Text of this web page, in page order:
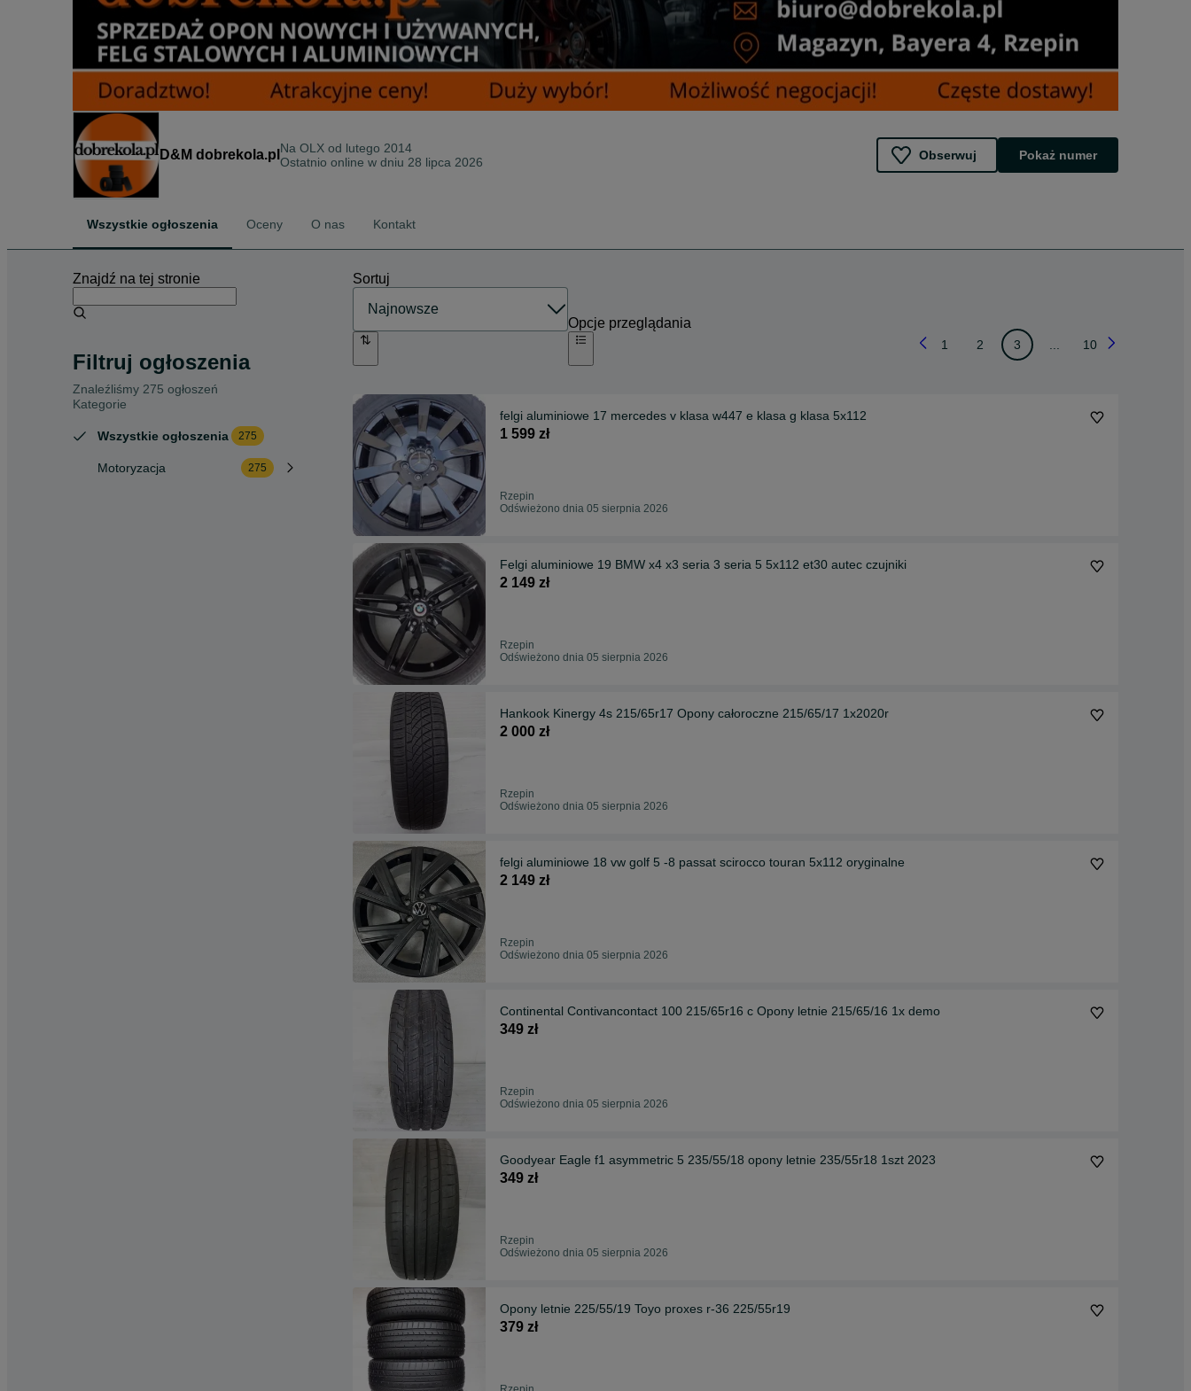
D&M dobrekola.pl Na OLX od lutego 2014
Ostatnio online w dniu 28 lipca 2026
Obserwuj Pokaż numer
Wszystkie ogłoszenia Oceny O nas Kontakt
Znajdź na tej stronie
Filtruj ogłoszenia
Znaleźliśmy 275 ogłoszeń
Kategorie
Wszystkie ogłoszenia 275
Motoryzacja 275
Sortuj
Opcje przeglądania
1 2 3 10
felgi aluminiowe 17 mercedes v klasa w447 e klasa g klasa 5x112
1 599 zł
Rzepin
Odświeżono dnia 05 sierpnia 2026
Felgi aluminiowe 19 BMW x4 x3 seria 3 seria 5 5x112 et30 autec czujniki
2 149 zł
Rzepin
Odświeżono dnia 05 sierpnia 2026
Hankook Kinergy 4s 215/65r17 Opony całoroczne 215/65/17 1x2020r
2 000 zł
Rzepin
Odświeżono dnia 05 sierpnia 2026
felgi aluminiowe 18 vw golf 5 -8 passat scirocco touran 5x112 oryginalne
2 149 zł
Rzepin
Odświeżono dnia 05 sierpnia 2026
Continental Contivancontact 100 215/65r16 c Opony letnie 215/65/16 1x demo
349 zł
Rzepin
Odświeżono dnia 05 sierpnia 2026
Goodyear Eagle f1 asymmetric 5 235/55/18 opony letnie 235/55r18 1szt 2023
349 zł
Rzepin
Odświeżono dnia 05 sierpnia 2026
Opony letnie 225/55/19 Toyo proxes r-36 225/55r19
379 zł